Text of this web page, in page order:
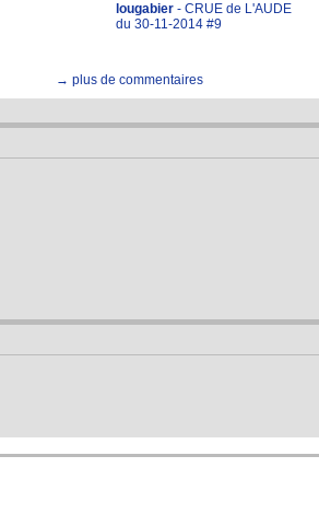
lougabier - CRUE de L'AUDE
du 30-11-2014 #9
→ plus de commentaires